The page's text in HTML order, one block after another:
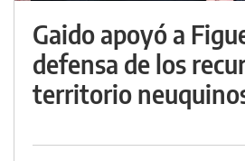
Gaido apoyó a
defensa de los
territorio